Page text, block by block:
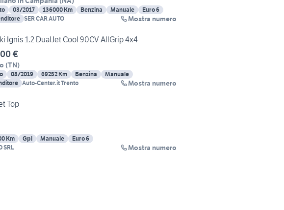
03/2017 136000 Km Benzina Manuale
Euro 6
SER CAR AUTO Mostra numero
Ignis 1.2 DualJet Cool 90CV AllGrip 4x4
€
(TN)
08/2019 69252 Km Benzina
Manuale
Auto-Center.it Trento Mostra numero
Top
Km Gpl Manuale
Euro 6
SRL Mostra numero